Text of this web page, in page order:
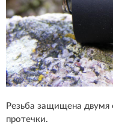
Резьба защищена
протечки.